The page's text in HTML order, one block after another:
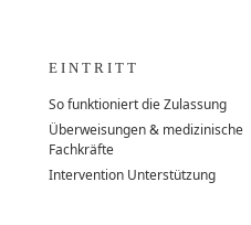
EINTRITT
So funktioniert die Zulassung
Überweisungen & medizinische
Fachkräfte
Intervention Unterstützung